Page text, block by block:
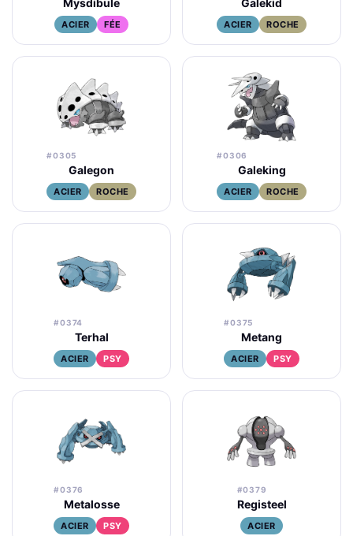
Mysdibule
ACIER FÉE
Galekid
ACIER ROCHE
#0305
Galegon
ACIER ROCHE
#0306
Galeking
ACIER ROCHE
#0374
Terhal
ACIER PSY
#0375
Metang
ACIER PSY
#0376
Metalosse
ACIER PSY
#0379
Registeel
ACIER